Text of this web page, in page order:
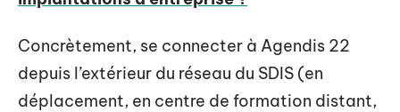
Concrètement, se connecter à Agendis 22
depuis l’extérieur du réseau du SDIS (en
déplacement, en centre de formation distant,